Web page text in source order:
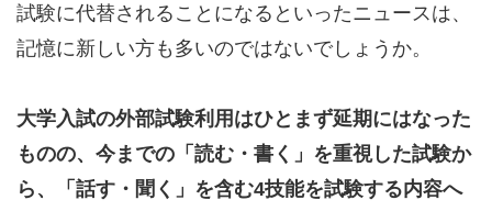
試験に代替されることになるといったニュースは、
記憶に新しい方も多いのではないでしょうか。
大学入試の外部試験利用はひとまず延期にはなった
ものの、今までの「読む・書く」を重視した試験か
ら、「話す・聞く」を含む4技能を試験する内容へ